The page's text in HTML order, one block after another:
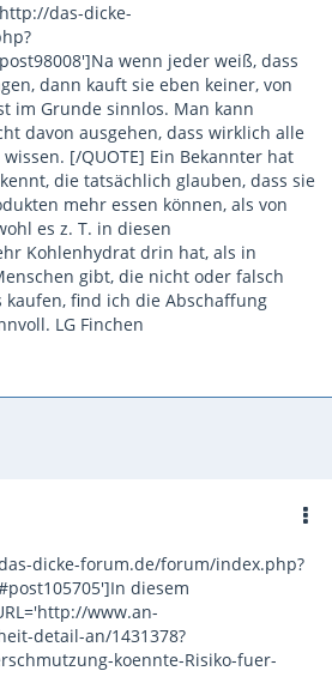
das-dicke-
wenn jeder weiß, dass
dann kauft sie eben keiner, von
im Grunde sinnlos. Man kann
davon ausgehen, dass wirklich alle
[/QUOTE] Ein Bekannter hat
die tatsächlich glauben, dass sie
mehr essen können, als von
es z. T. in diesen
Kohlenhydrat drin hat, als in
gibt, die nicht oder falsch
find ich die Abschaffung
LG Finchen
dicke-forum.de/forum/index.php?
diesem
www.an-
detail-an/1431378?
koennte-Risiko-fuer-